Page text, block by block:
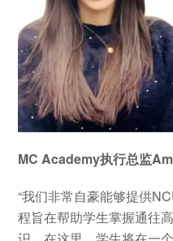
MC Academy执行总监
“我们非常自豪能够提供
程旨在帮助学生掌握通往